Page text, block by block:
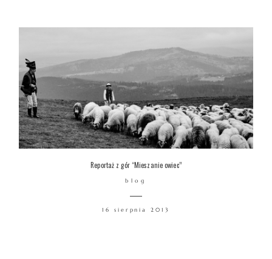
Reportaż z gór “Mieszanie owiec”
blog
16 sierpnia 2013